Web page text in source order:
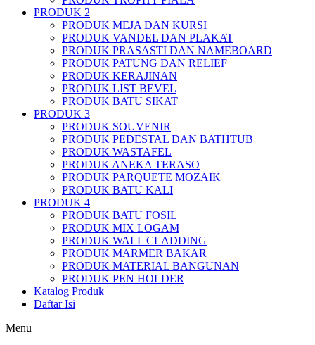
PRODUK 2
PRODUK MEJA DAN KURSI
PRODUK VANDEL DAN PLAKAT
PRODUK PRASASTI DAN NAMEBOARD
PRODUK PATUNG DAN RELIEF
PRODUK KERAJINAN
PRODUK LIST BEVEL
PRODUK BATU SIKAT
PRODUK 3
PRODUK SOUVENIR
PRODUK PEDESTAL DAN BATHTUB
PRODUK WASTAFEL
PRODUK ANEKA TERASO
PRODUK PARQUETE MOZAIK
PRODUK BATU KALI
PRODUK 4
PRODUK BATU FOSIL
PRODUK MIX LOGAM
PRODUK WALL CLADDING
PRODUK MARMER BAKAR
PRODUK MATERIAL BANGUNAN
PRODUK PEN HOLDER
Katalog Produk
Daftar Isi
Menu